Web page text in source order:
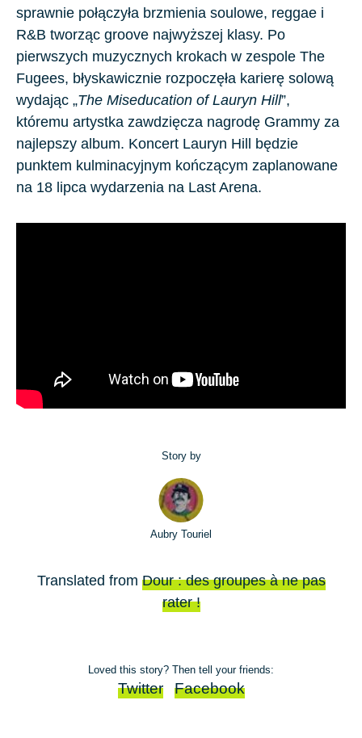
sprawnie połączyła brzmienia soulowe, reggae i
R&B tworząc groove najwyższej klasy. Po
pierwszych muzycznych krokach w zespole The
Fugees, błyskawicznie rozpoczęła karierę solową
wydając „The Miseducation of Lauryn Hill”,
któremu artystka zawdzięcza nagrodę Grammy za
najlepszy album. Koncert Lauryn Hill będzie
punktem kulminacyjnym kończącym zaplanowane
na 18 lipca wydarzenia na Last Arena.
Story by
Aubry Touriel
Translated from Dour : des groupes à ne pas
rater !
Loved this story? Then tell your friends:
Twitter Facebook